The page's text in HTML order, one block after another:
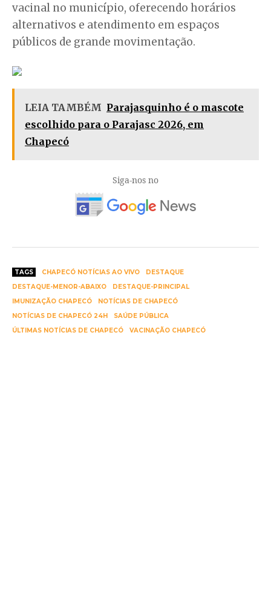
vacinal no município, oferecendo horários
alternativos e atendimento em espaços
públicos de grande movimentação.
LEIA TAMBÉM Parajasquinho é o mascote
escolhido para o Parajasc 2026, em
Chapecó
Siga-nos no
TAGS CHAPECÓ NOTÍCIAS AO VIVO
DESTAQUE
DESTAQUE-MENOR-ABAIXO
DESTAQUE-PRINCIPAL
IMUNIZAÇÃO CHAPECÓ
NOTÍCIAS DE CHAPECÓ
NOTÍCIAS DE CHAPECÓ 24H
SAÚDE PÚBLICA
ÚLTIMAS NOTÍCIAS DE CHAPECÓ
VACINAÇÃO CHAPECÓ